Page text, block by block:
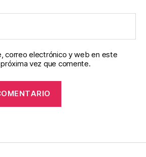
correo electrónico y web en este
vez que comente.